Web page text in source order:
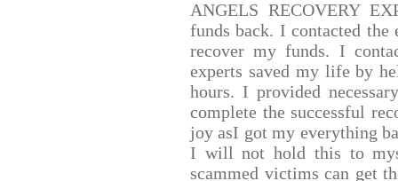
ANGELS RECOVERY
funds back. I contacted
recover my funds. I
experts saved my life by
hours. I provided
complete the successful
joy asI got my everything
I will not hold this to
scammed victims can get